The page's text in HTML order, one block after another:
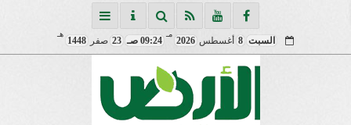
السبت 8 أغسطس 2026
مـ
09:24 صـ 23 صفر 1448
هـ